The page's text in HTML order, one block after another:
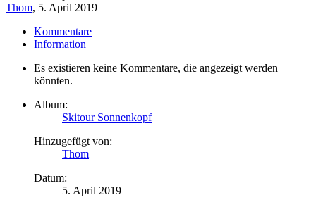
Thom, 5. April 2019
Kommentare
Information
Es existieren keine Kommentare, die angezeigt werden
könnten.
Album:
Skitour Sonnenkopf
Hinzugefügt von:
Thom
Datum:
5. April 2019